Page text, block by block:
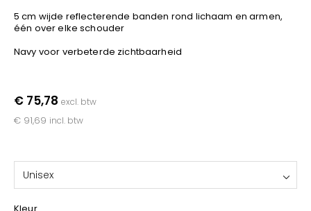
5 cm wijde reflecterende banden rond lichaam en armen,
één over elke schouder
Navy voor verbeterde zichtbaarheid
€ 75,78 excl. btw
€ 91,69 incl. btw
Unisex